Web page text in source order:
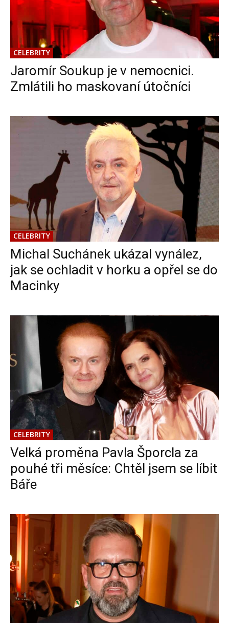
CELEBRITY
Jaromír Soukup je v nemocnici.
Zmlátili ho maskovaní útočníci
CELEBRITY
Michal Suchánek ukázal vynález,
jak se ochladit v horku a opřel se do
Macinky
CELEBRITY
Velká proměna Pavla Šporcla za
pouhé tři měsíce: Chtěl jsem se líbit
Báře